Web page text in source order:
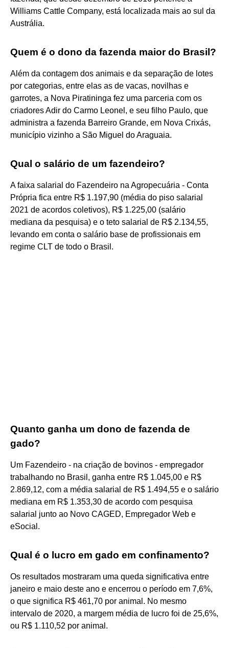
Williams Cattle Company, está localizada mais ao sul da
Austrália.
Quem é o dono da fazenda maior do Brasil?
Além da contagem dos animais e da separação de lotes
por categorias, entre elas as de vacas, novilhas e
garrotes, a Nova Piratininga fez uma parceria com os
criadores Adir do Carmo Leonel, e seu filho Paulo, que
administra a fazenda Barreiro Grande, em Nova Crixás,
município vizinho a São Miguel do Araguaia.
Qual o salário de um fazendeiro?
A faixa salarial do Fazendeiro na Agropecuária - Conta
Própria fica entre R$ 1.197,90 (média do piso salarial
2021 de acordos coletivos), R$ 1.225,00 (salário
mediana da pesquisa) e o teto salarial de R$ 2.134,55,
levando em conta o salário base de profissionais em
regime CLT de todo o Brasil.
Quanto ganha um dono de fazenda de
gado?
Um Fazendeiro - na criação de bovinos - empregador
trabalhando no Brasil, ganha entre R$ 1.045,00 e R$
2.869,12, com a média salarial de R$ 1.494,55 e o salário
mediana em R$ 1.353,30 de acordo com pesquisa
salarial junto ao Novo CAGED, Empregador Web e
eSocial.
Qual é o lucro em gado em confinamento?
Os resultados mostraram uma queda significativa entre
janeiro e maio deste ano e encerrou o período em 7,6%,
o que significa R$ 461,70 por animal. No mesmo
intervalo de 2020, a margem média de lucro foi de 25,6%,
ou R$ 1.110,52 por animal.